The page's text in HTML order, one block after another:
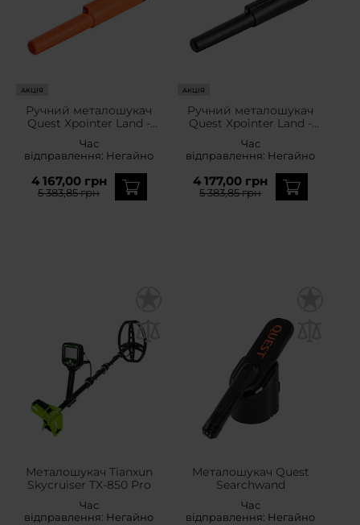
АКЦІЯ
Ручний металошукач
Quest Xpointer Land -
Час
відправлення: Негайно
4 167,00 грн
5 383,85 грн
АКЦІЯ
Ручний металошукач
Quest Xpointer Land -
Час
відправлення: Негайно
4 177,00 грн
5 383,85 грн
Металошукач Tianxun
Skycruiser TX-850 Pro
Час
відправлення: Негайно
Металошукач Quest
Searchwand
Час
відправлення: Негайно